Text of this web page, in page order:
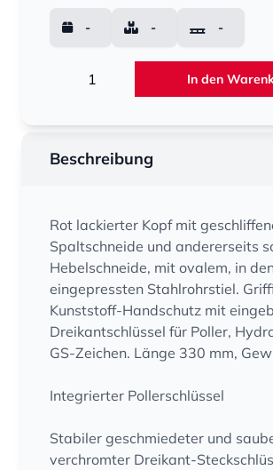
- - -
In den
Beschreibung
Rot lackierter Kopf mit
Spaltschneide und andererseits
Hebelschneide, mit ovalem, in
eingepressten Stahlrohrstiel.
Kunststoff-Handschutz mit
Dreikantschlüssel für Poller,
GS-Zeichen. Länge 330 mm,
Integrierter Pollerschlüssel
Stabiler geschmiedeter und
verchromter Dreikant-